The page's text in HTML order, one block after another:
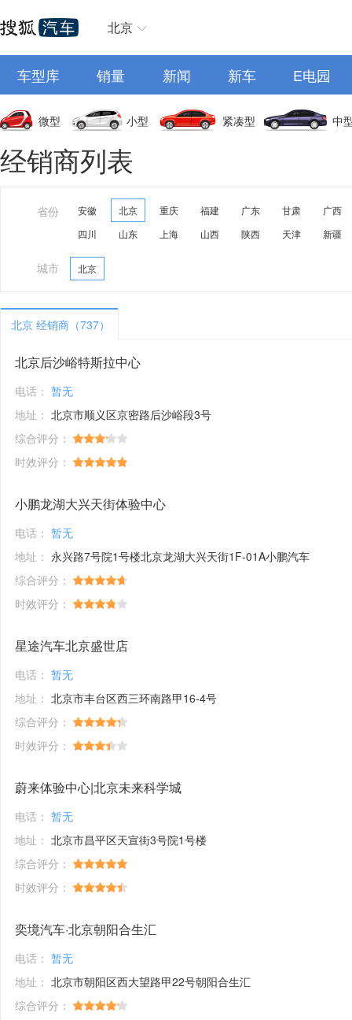
北京
车型库 销量 新闻 新车 E电园
微型 小型 紧凑型 中
经销商列表
省份 安徽 北京 重庆 福建 广东 甘肃
广西
四川
山东 上海 山西 陕西 天津 新疆
城市 北京
北京 经销商（737）
北京后沙峪特斯拉中心
电话： 暂无
地址： 北京市顺义区京密路后沙峪段3号
综合评分：
时效评分：
小鹏龙湖大兴天街体验中心
电话： 暂无
地址： 永兴路7号院1号楼北京龙湖大兴天街1F-01A小鹏汽车
综合评分：
时效评分：
星途汽车北京盛世店
电话： 暂无
地址： 北京市丰台区西三环南路甲16-4号
综合评分：
时效评分：
蔚来体验中心|北京未来科学城
电话： 暂无
地址： 北京市昌平区天宣街3号院1号楼
综合评分：
时效评分：
奕境汽车·北京朝阳合生汇
电话： 暂无
地址： 北京市朝阳区西大望路甲22号朝阳合生汇
综合评分：